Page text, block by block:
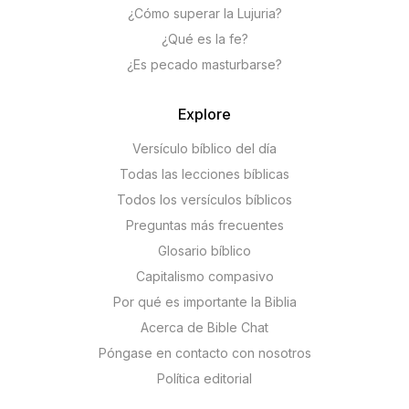
¿Cómo superar la Lujuria?
¿Qué es la fe?
¿Es pecado masturbarse?
Explore
Versículo bíblico del día
Todas las lecciones bíblicas
Todos los versículos bíblicos
Preguntas más frecuentes
Glosario bíblico
Capitalismo compasivo
Por qué es importante la Biblia
Acerca de Bible Chat
Póngase en contacto con nosotros
Política editorial